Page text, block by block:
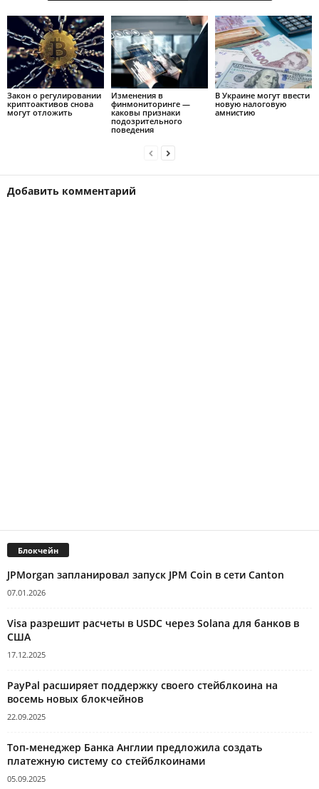
Закон о регулировании
криптоактивов снова
могут отложить
Изменения в
финмониторинге —
каковы признаки
подозрительного
поведения
В Украине могут ввести
новую налоговую
амнистию
Добавить комментарий
Блокчейн
JPMorgan запланировал запуск JPM Coin в сети Canton
07.01.2026
Visa разрешит расчеты в USDC через Solana для банков в
США
17.12.2025
PayPal расширяет поддержку своего стейблкоина на
восемь новых блокчейнов
22.09.2025
Топ-менеджер Банка Англии предложила создать
платежную систему со стейблкоинами
05.09.2025